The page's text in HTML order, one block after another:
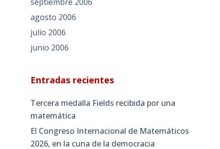
septiembre 2006
agosto 2006
julio 2006
junio 2006
Entradas recientes
Tercera medalla Fields recibida por una
matemática
El Congreso Internacional de Matemáticos
2026, en la cuna de la democracia